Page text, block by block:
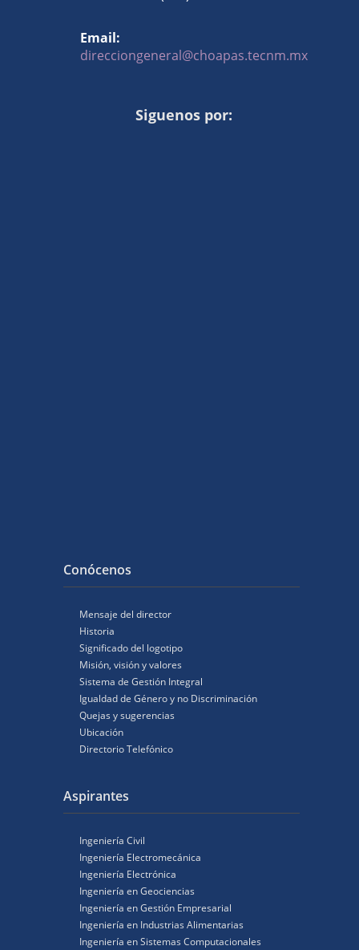
Email:
direcciongeneral@choapas.tecnm.mx
Siguenos por:
Conócenos
Mensaje del director
Historia
Significado del logotipo
Misión, visión y valores
Sistema de Gestión Integral
Igualdad de Género y no Discriminación
Quejas y sugerencias
Ubicación
Directorio Telefónico
Aspirantes
Ingeniería Civil
Ingeniería Electromecánica
Ingeniería Electrónica
Ingeniería en Geociencias
Ingeniería en Gestión Empresarial
Ingeniería en Industrias Alimentarias
Ingeniería en Sistemas Computacionales